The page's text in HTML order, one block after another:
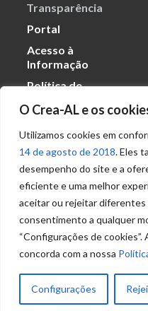
O Crea-AL e os
Utilizamos cookies em
14 de agosto de 2018. Eles
desempenho do site e a
eficiente e uma melhor
aceitar ou rejeitar
consentimento a qualquer
“Configurações de
concorda com a nossa
Configurações
Transparência
Portal
Acesso à
Informação
Política de
Dados
Ouvidoria
(82) 2123 0864
ouvidoria@crea-
Fale Conosco
(82) 2123 0866